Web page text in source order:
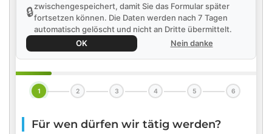
🔒zwischengespeichert, damit Sie das Formular später
fortsetzen können. Die Daten werden nach 7 Tagen
automatisch gelöscht und nicht an Dritte übermittelt.
OK
Nein danke
1 2 3 4 5 6
Für wen dürfen wir tätig werden?